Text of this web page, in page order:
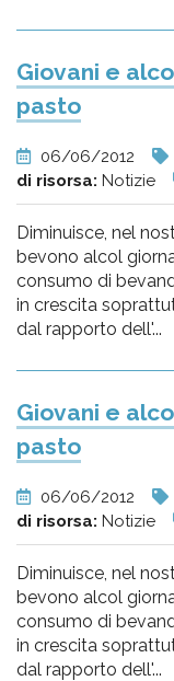
Giovani e
pasto
06/06/2012
di risorsa: Notizie
Diminuisce, nel
bevono alcol
consumo di
in crescita
dal rapporto dell'...
Giovani e
pasto
06/06/2012
di risorsa: Notizie
Diminuisce, nel
bevono alcol
consumo di
in crescita
dal rapporto dell'...